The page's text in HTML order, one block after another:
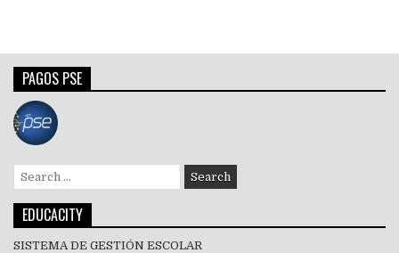
PAGOS PSE
Search
for:
EDUCACITY
SISTEMA DE GESTIÓN ESCOLAR